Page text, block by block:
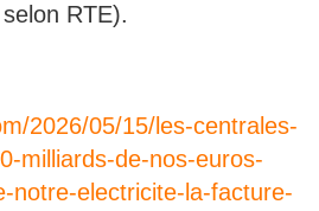
RTE).
2026/05/15/les-centrales-
milliards-de-nos-euros-
notre-electricite-la-facture-